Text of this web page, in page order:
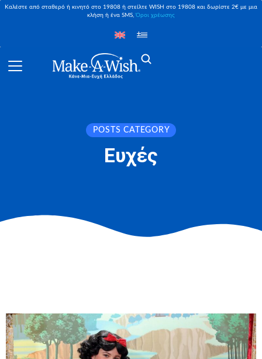
Καλέστε από σταθερό ή κινητό στο 19808 ή στείλτε WISH στο 19808 και δωρίστε 2€ με μια
κλήση ή ένα SMS,Όροι χρέωσης
POSTS CATEGORY
Ευχές